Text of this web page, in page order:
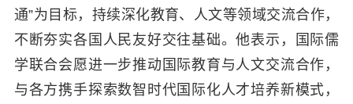
通”为目标，持续深化教育、人文等领域交流合作，
不断夯实各国人民友好交往基础。他表示，国际儒
学联合会愿进一步推动国际教育与人文交流合作，
与各方携手探索数智时代国际化人才培养新模式，